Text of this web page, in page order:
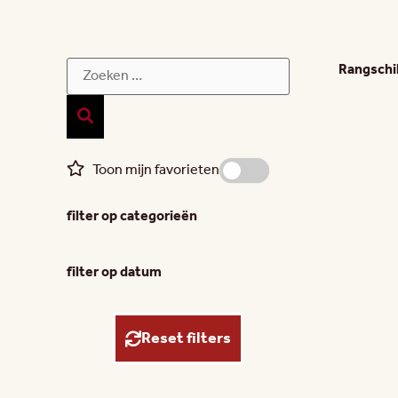
Toon mijn favorieten
filter op categorieën
filter op datum
Reset filters